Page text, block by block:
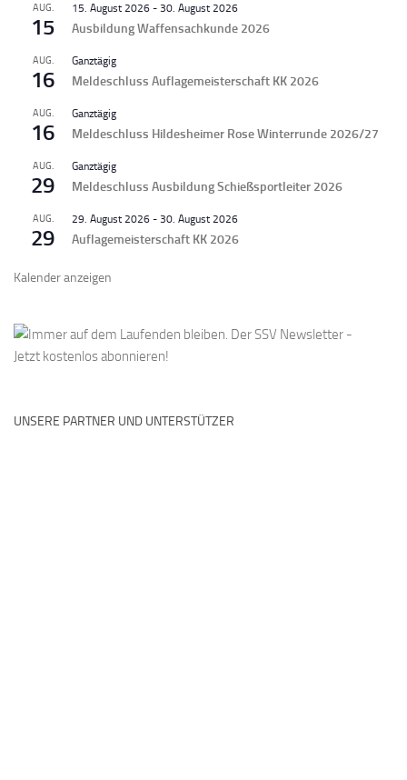
AUG.
15
15. August 2026 - 30. August 2026
Ausbildung Waffensachkunde 2026
AUG.
16
Ganztägig
Meldeschluss Auflagemeisterschaft KK 2026
AUG.
16
Ganztägig
Meldeschluss Hildesheimer Rose Winterrunde 2026/27
AUG.
29
Ganztägig
Meldeschluss Ausbildung Schießsportleiter 2026
AUG.
29
29. August 2026 - 30. August 2026
Auflagemeisterschaft KK 2026
Kalender anzeigen
UNSERE PARTNER UND UNTERSTÜTZER